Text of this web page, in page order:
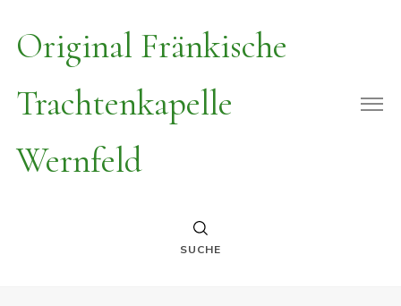
Original Fränkische
Trachtenkapelle
Wernfeld
SUCHE